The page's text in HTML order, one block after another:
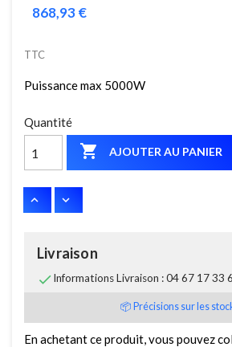
868,93 €
TTC
Puissance max 5000W
Quantité
 AJOUTER AU PANIER
Livraison
Informations Livraison : 04 67 17 33
📦 Précisions sur les
En achetant ce produit, vous pouvez